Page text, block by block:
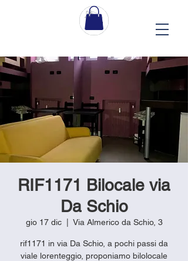
RIF1171 Bilocale via
Da Schio
gio 17 dic
  |
Via Almerico da Schio, 3
rif1171 in via Da Schio, a pochi passi da
viale lorenteggio, proponiamo bilolocale